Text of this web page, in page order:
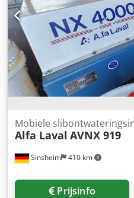
installatie wordt regelmatig
schone productieomgeving.
elektromagnetische
15.000 PLN. Deze
vertaald. Neem contact op
informatie in deze
raden aan om de details
voordat u een aankoop doet.
Sinsheim 410 km
Mobiele
Alfa Laval AVNX 919
Prijsinfo